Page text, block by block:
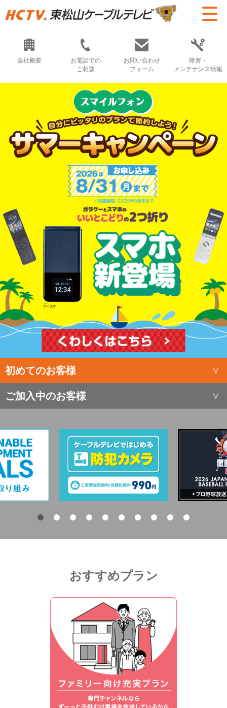
会社概要
お電話での
ご相談
お問い合わせ
フォーム
障害・
メンテナンス情報
初めてのお客様
ご加入中のお客様
おすすめプラン